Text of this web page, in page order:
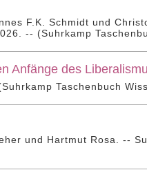
F.K. Schmidt und
-- (Suhrkamp
Anfänge des
Taschenbuch
und Hartmut Rosa. --